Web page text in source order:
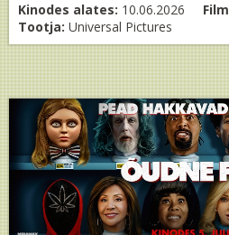
Kinodes alates: 10.06.2026
Tootja: Universal Pictures